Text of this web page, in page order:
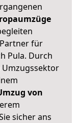
für
Pula. Durch
Umzugssektor
von
sicher ans